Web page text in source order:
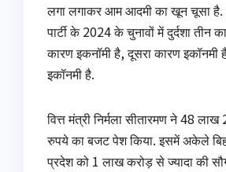
लगा लगाकर आम आदमी का खून चूसा है.
पार्टी के 2024 के चुनावों में दुर्दशा तीन
कारण इकनॉमी है, दूसरा कारण इकॉनमी
इकॉनमी है.
वित्त मंत्री निर्मला सीतारमण ने 48
रुपये का बजट पेश किया. इसमें अकेले
प्रदेश को 1 लाख करोड़ से ज्यादा की